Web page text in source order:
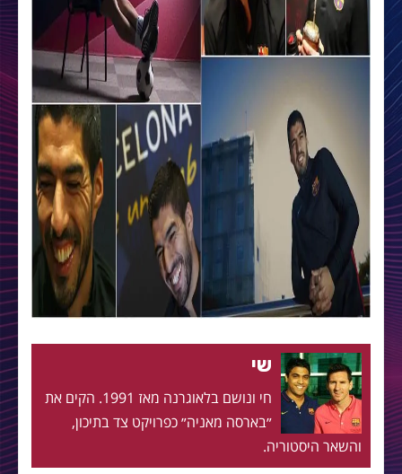
שי
חי ונושם בלאוגרנה מאז 1991. הקים את
״בארסה מאניה״ כפרויקט צד בתיכון,
והשאר היסטוריה.